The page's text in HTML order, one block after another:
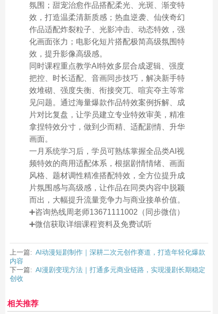
氛围；甜宠治愈作品搭配柔光、光斑、渐变特
效，打造温柔清新质感；热血逆袭、仙侠奇幻
作品适配炸裂粒子、光影冲击、动态特效，强
化画面张力；电影化短片搭配极简高级氛围特
效，提升影像高级感。
同时课程重点教学AI特效多层合成逻辑、强度
把控、时长适配、音画同步技巧，解决新手特
效堆砌、强度失衡、衔接突兀、喧宾夺主等常
见问题。通过海量爆款作品特效案例拆解、成
片对比复盘，让学员建立专业特效审美，精准
拿捏特效分寸，做到少而精、适配剧情、升华
画面。
一月系统学习后，学员可熟练掌握全品类AI视
频特效的商用适配体系，根据剧情情绪、画面
风格、题材调性精准搭配特效，全方位提升成
片氛围感与高级感，让作品在同类内容中脱颖
而出，大幅提升流量竞争力与商业接单价值。
➕咨询热线周老师13671111002（同步微信）
➕微信获取详细课程资料及免费试听
上一篇: AI动漫短剧制作｜深耕二次元创作赛道，打造年轻化爆款
内容
下一篇: AI漫剧变现方法｜打通多元商业链路，实现漫剧长期稳定
创收
相关推荐